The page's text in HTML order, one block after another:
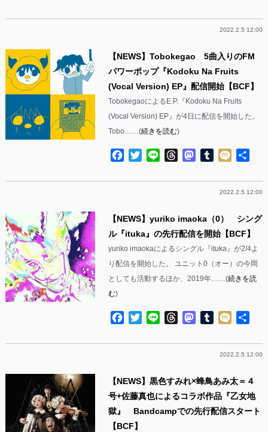
2022.2.5 12:00
【NEWS】Tobokegao 5曲入りのFM
パワーポップ『Kodoku Na Fruits
(Vocal Version) EP』配信開始【BCF】
TobokegaoによるE.P.『Kodoku Na Fruits
(Vocal Version) EP』が4日に配信を開始した。
Tobo……(続きを読む)
Facebook
TwitterLine ThreadsMastodon
Tumblr
Mixi
2022.2.5 12:00
【NEWS】yuriko imaoka（0） シング
ル『ituka』の先行配信を開始【BCF】
yuriko imaokaによるシングル『ituka』が2/4よ
り配信を開始した。 ユニット0（オー）の今岡
としても活動するほか、2019年……(続きを読
む)
Facebook
TwitterLine ThreadsMastodon
Tumblr
Mixi
2022.2.5 12:00
【NEWS】黒色すみれ×蜂鳥あみ太＝４
号+佐藤真也によるコラボ作品『乙女地
獄』 Bandcampでの先行配信スタート
【BCF】